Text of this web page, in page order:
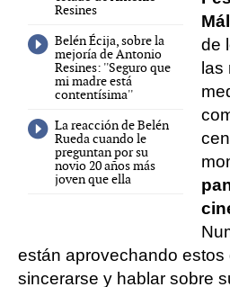
Resines
Belén Écija, sobre la
mejoría de Antonio
Resines: ''Seguro que
mi madre está
contentísima''
La reacción de Belén
Rueda cuando le
preguntan por su
novio 20 años más
joven que ella
de
las
están aprovechando estos
sincerarse y hablar sobre